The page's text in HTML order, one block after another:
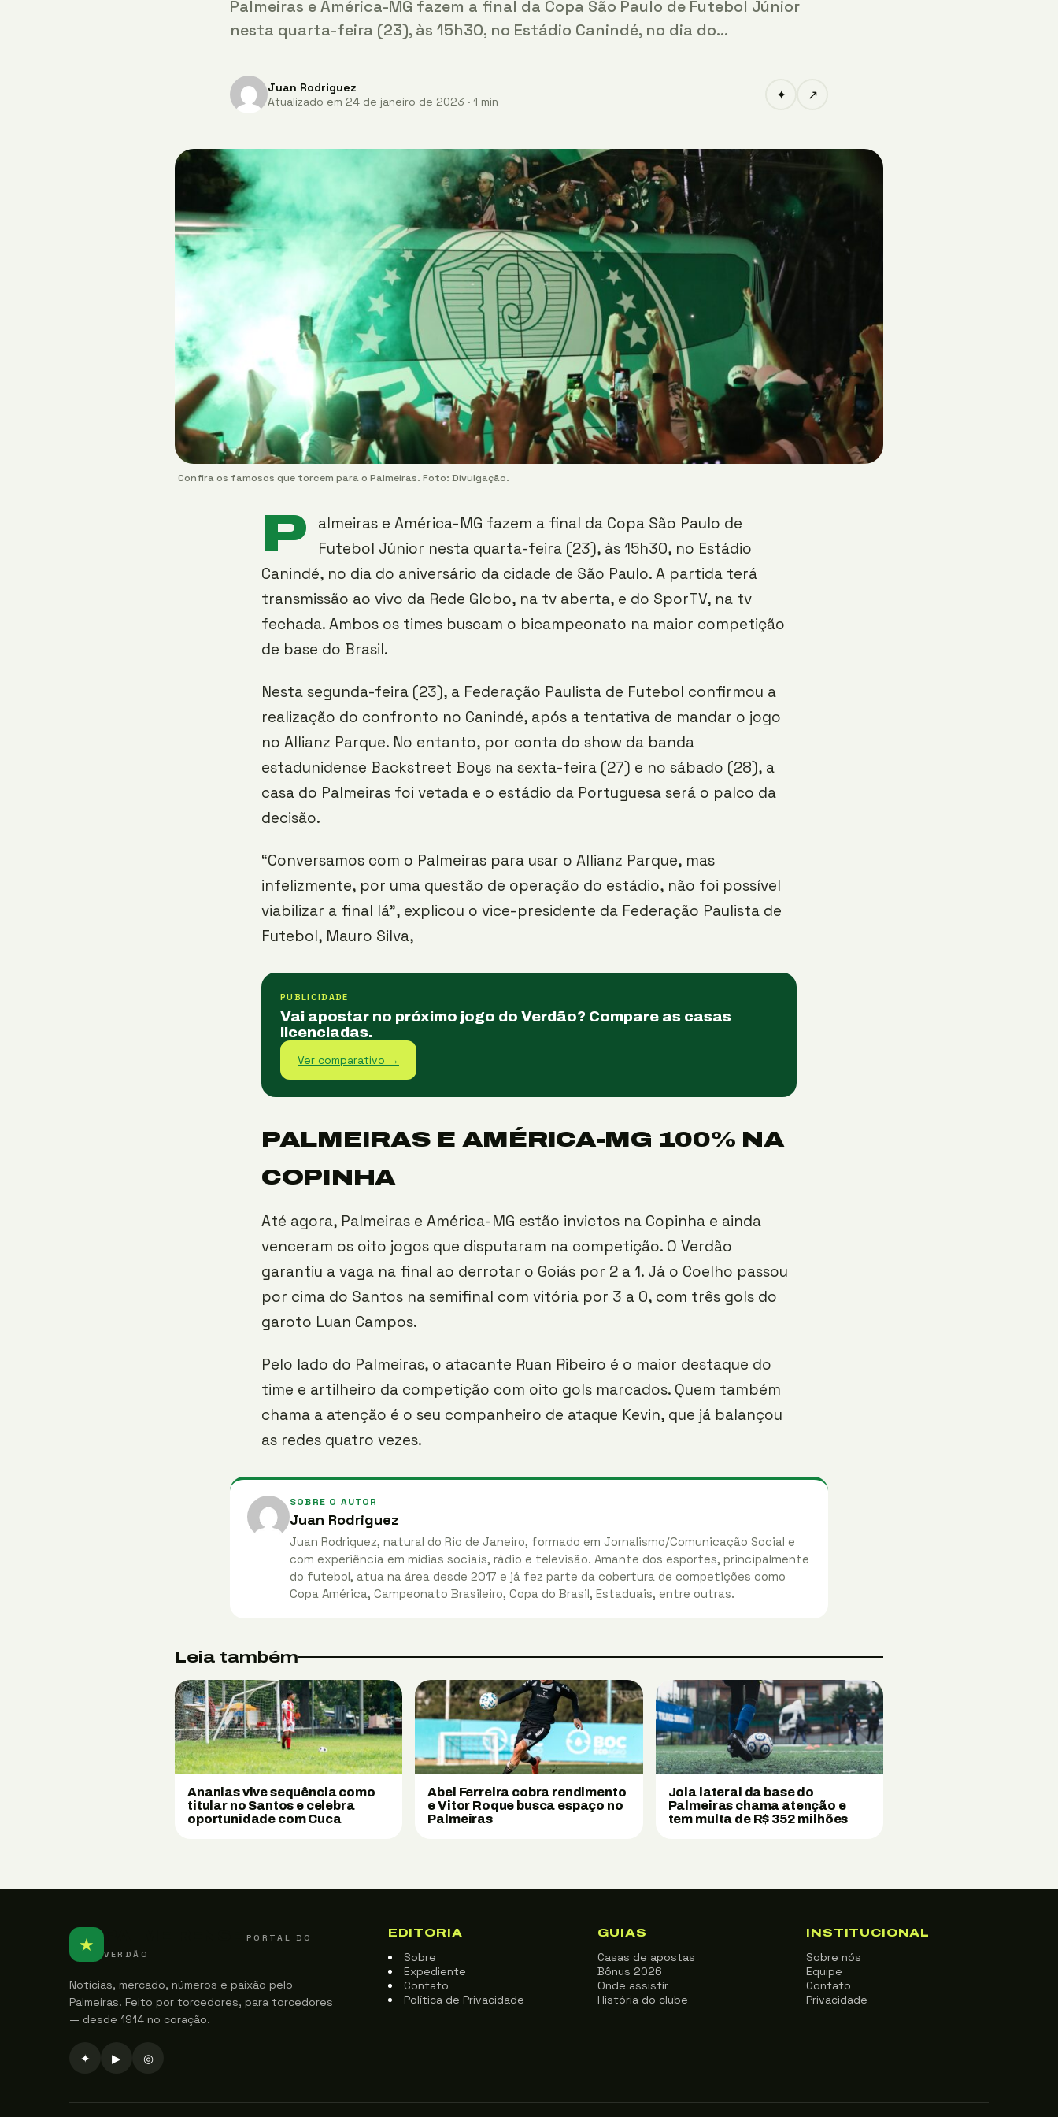
Palmeiras e América-MG fazem a final da Copa São Paulo de Futebol Júnior
nesta quarta-feira (23), às 15h30, no Estádio Canindé, no dia do…
Juan Rodriguez
Atualizado em 24 de janeiro de 2023 · 1 min
✦ ↗
Confira os famosos que torcem para o Palmeiras. Foto: Divulgação.
P
almeiras e América-MG fazem a final da Copa São Paulo de
Futebol Júnior nesta quarta-feira (23), às 15h30, no Estádio
Canindé, no dia do aniversário da cidade de São Paulo. A partida terá
transmissão ao vivo da Rede Globo, na tv aberta, e do SporTV, na tv
fechada. Ambos os times buscam o bicampeonato na maior competição
de base do Brasil.
Nesta segunda-feira (23), a Federação Paulista de Futebol confirmou a
realização do confronto no Canindé, após a tentativa de mandar o jogo
no Allianz Parque. No entanto, por conta do show da banda
estadunidense Backstreet Boys na sexta-feira (27) e no sábado (28), a
casa do Palmeiras foi vetada e o estádio da Portuguesa será o palco da
decisão.
“Conversamos com o Palmeiras para usar o Allianz Parque, mas
infelizmente, por uma questão de operação do estádio, não foi possível
viabilizar a final lá”, explicou o vice-presidente da Federação Paulista de
Futebol, Mauro Silva,
PUBLICIDADE
Vai apostar no próximo jogo do Verdão? Compare as casas
licenciadas.
Ver comparativo →
PALMEIRAS E AMÉRICA-MG 100% NA
COPINHA
Até agora, Palmeiras e América-MG estão invictos na Copinha e ainda
venceram os oito jogos que disputaram na competição. O Verdão
garantiu a vaga na final ao derrotar o Goiás por 2 a 1. Já o Coelho passou
por cima do Santos na semifinal com vitória por 3 a 0, com três gols do
garoto Luan Campos.
Pelo lado do Palmeiras, o atacante Ruan Ribeiro é o maior destaque do
time e artilheiro da competição com oito gols marcados. Quem também
chama a atenção é o seu companheiro de ataque Kevin, que já balançou
as redes quatro vezes.
SOBRE O AUTOR
Juan Rodriguez
Juan Rodriguez, natural do Rio de Janeiro, formado em Jornalismo/Comunicação Social e
com experiência em mídias sociais, rádio e televisão. Amante dos esportes, principalmente
do futebol, atua na área desde 2017 e já fez parte da cobertura de competições como
Copa América, Campeonato Brasileiro, Copa do Brasil, Estaduais, entre outras.
Leia também
Ananias vive sequência como
titular no Santos e celebra
oportunidade com Cuca
Abel Ferreira cobra rendimento
e Vitor Roque busca espaço no
Palmeiras
Joia lateral da base do
Palmeiras chama atenção e
tem multa de R$ 352 milhões
★
PORTAL DO
VERDÃO
Notícias, mercado, números e paixão pelo
Palmeiras. Feito por torcedores, para torcedores
— desde 1914 no coração.
✦ ▶ ◎
EDITORIA
Sobre
Expediente
Contato
Política de Privacidade
GUIAS
Casas de apostas
Bônus 2026
Onde assistir
História do clube
INSTITUCIONAL
Sobre nós
Equipe
Contato
Privacidade